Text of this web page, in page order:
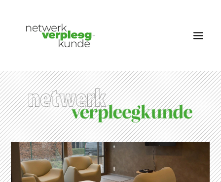
OVER NETWERK VERPLEEGKUNDE
NIEUWS
RUBRIEKEN
EDITIES
VACATURES
LID WORDEN